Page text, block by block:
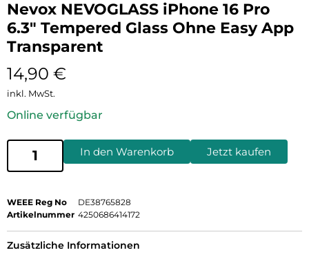
Nevox NEVOGLASS iPhone 16 Pro
6.3″ Tempered Glass Ohne Easy App
Transparent
14,90 €
inkl. MwSt.
Online verfügbar
In den Warenkorb Jetzt kaufen
WEEE Reg No
DE38765828
Artikelnummer 4250686414172
Zusätzliche Informationen